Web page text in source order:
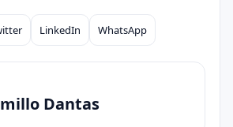
LinkedIn WhatsApp
Dantas